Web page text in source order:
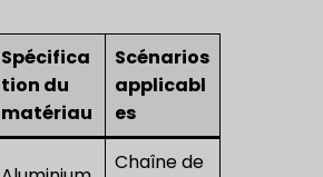
Spécifica
tion du
matériau
Scénarios
applicabl
es
Chaîne de